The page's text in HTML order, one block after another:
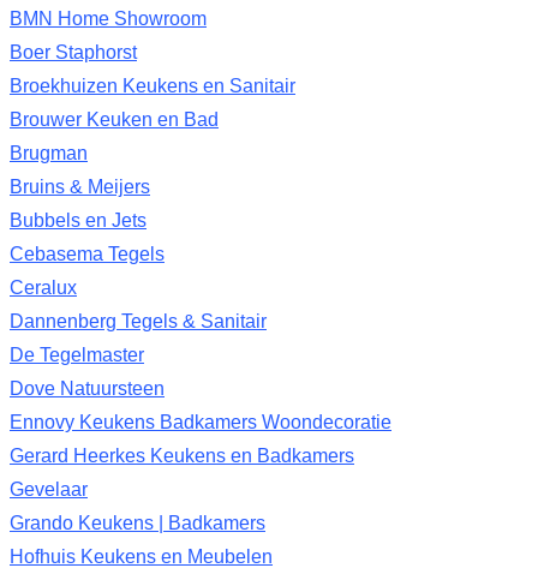
BMN Home Showroom
Boer Staphorst
Broekhuizen Keukens en Sanitair
Brouwer Keuken en Bad
Brugman
Bruins & Meijers
Bubbels en Jets
Cebasema Tegels
Ceralux
Dannenberg Tegels & Sanitair
De Tegelmaster
Dove Natuursteen
Ennovy Keukens Badkamers Woondecoratie
Gerard Heerkes Keukens en Badkamers
Gevelaar
Grando Keukens | Badkamers
Hofhuis Keukens en Meubelen